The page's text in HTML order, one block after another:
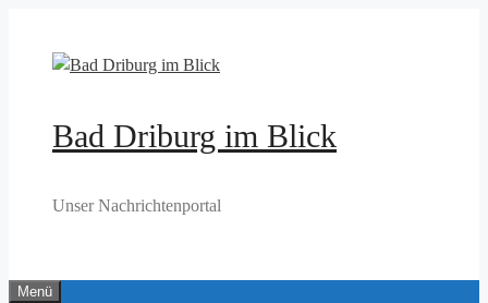
springen
Bad Driburg im Blick
Unser Nachrichtenportal
Menü